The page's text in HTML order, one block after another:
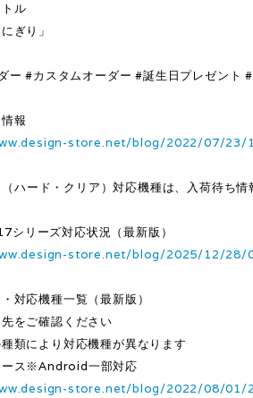
ル
ぎり」
ー #カスタムオーダー #誕生日プレゼント
報
store.net/blog/2022/07/23/
ハード・クリア）対応機種は、入荷待ち情
リーズ対応状況（最新版）
store.net/blog/2025/12/28/
対応機種一覧（最新版）
をご確認ください
類により対応機種が異なります
ス※Android一部対応
store.net/blog/2022/08/01/